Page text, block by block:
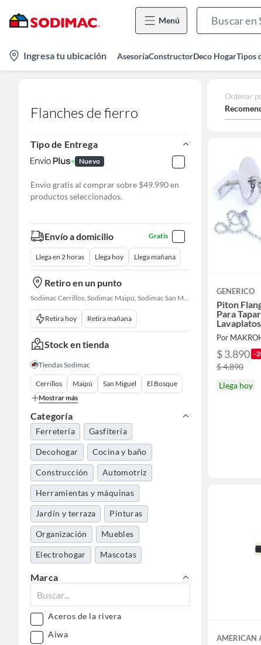
Menú
location-
icon
Ingresa tu ubicación AsesoríaConstructorDeco HogarTipos
Flanches de fierro
Tipo de Entrega
Nuevo
Envío gratis al comprar sobre $49.990 en
productos seleccionados.
Envío a domicilio Gratis
Llega en 2 horas Llega hoy Llega mañana
Retiro en un punto
Sodimac Cerrillos, Sodimac Maipú, Sodimac San Miguel, Sodimac El Bosque, Sodimac San Bernardo, Constructor Cantagallo, Sodimac Talagante, Sodimac San Fernando
Retira hoy Retira mañana
Stock en tienda
Tiendas Sodimac
Cerrillos Maipú San Miguel
El Bosque
Mostrar más
Categoría
Ferretería Gasfitería
Decohogar Cocina y baño
Construcción Automotriz
Herramientas y máquinas
Jardín y terraza Pinturas
Organización Muebles
Electrohogar Mascotas
Dormitorio
Aseo y limpieza
Marca
Aceros de la rivera
Aiwa
Ordenar
GENERICO
Piton
Para
Lavaplatos
Por
$ 3.890 -
$ 4.890
Llega hoy
AMERICAN